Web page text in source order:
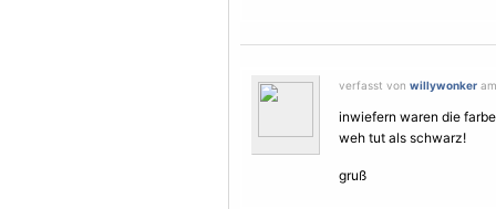
verfasst von willywonker
inwiefern waren die
weh tut als schwarz!
gruß